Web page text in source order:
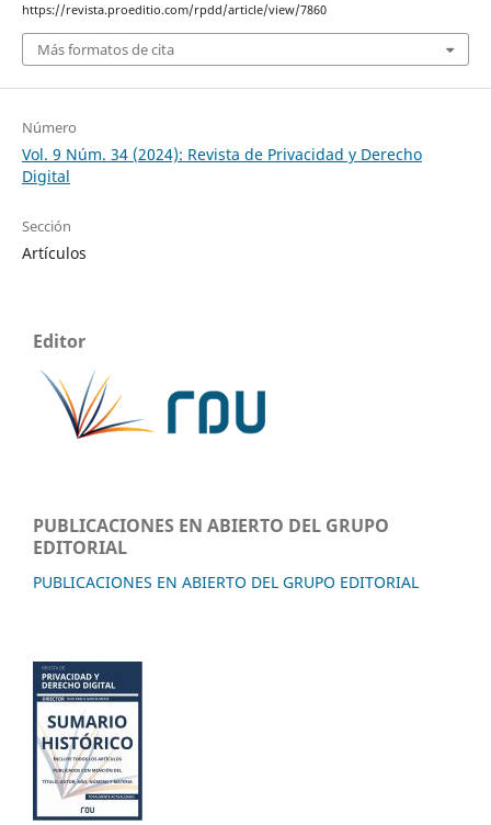
https://revista.proeditio.com/rpdd/article/view/7860
Más formatos de cita
Número
Vol. 9 Núm. 34 (2024): Revista de Privacidad y Derecho
Digital
Sección
Artículos
Editor
PUBLICACIONES EN ABIERTO DEL GRUPO
EDITORIAL
PUBLICACIONES EN ABIERTO DEL GRUPO EDITORIAL